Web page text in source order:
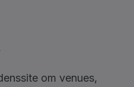
om venues,